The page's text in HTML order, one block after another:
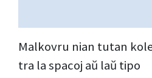
Malkovru nian tutan
tra la spacoj aŭ laŭ tipo